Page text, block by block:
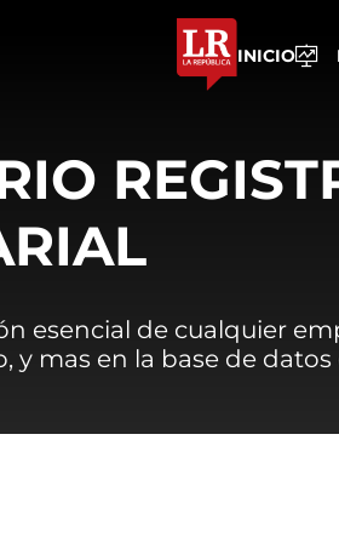
INICIO
esencial de cualquier
y mas en la base de